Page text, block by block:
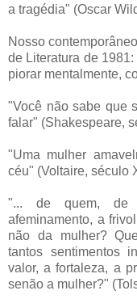
a tragédia" (Oscar
Nosso
de Literatura de
piorar mentalmente,
"Você não sabe que
falar" (Shakespeare,
"Uma mulher
céu" (Voltaire, século
"... de quem, de
afeminamento, a
não da mulher?
tantos sentimentos
valor, a fortaleza, a
senão a mulher?"